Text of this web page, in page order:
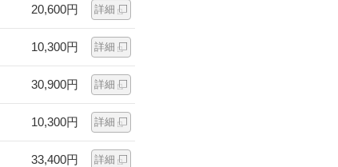
20,600円 詳細
10,300円 詳細
30,900円 詳細
10,300円 詳細
33,400円 詳細